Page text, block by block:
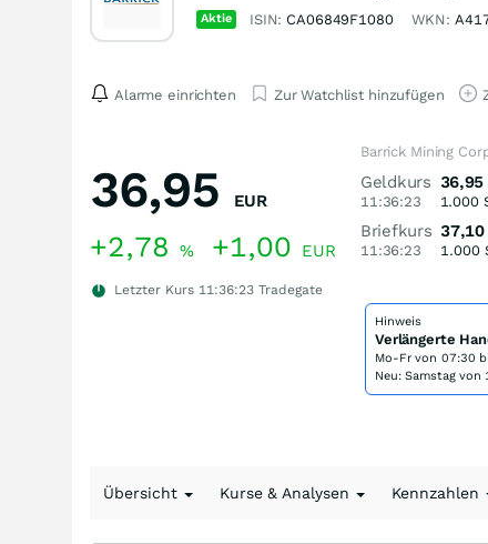
Aktie ISIN: CA06849F1080 WKN:
Alarme einrichten Zur Watchlist hinzufügen
36,95 EUR
+2,78 % +1,00 EUR
Letzter Kurs 11:36:23 Tradegate
Barrick Mining
Geldkurs
11:36:23
36,95
1.000
Briefkurs
11:36:23
37,10
1.000
Hinweis
Verlängerte
Mo-Fr von 07:30
Neu: Samstag
Übersicht Kurse & Analysen Kennzahlen